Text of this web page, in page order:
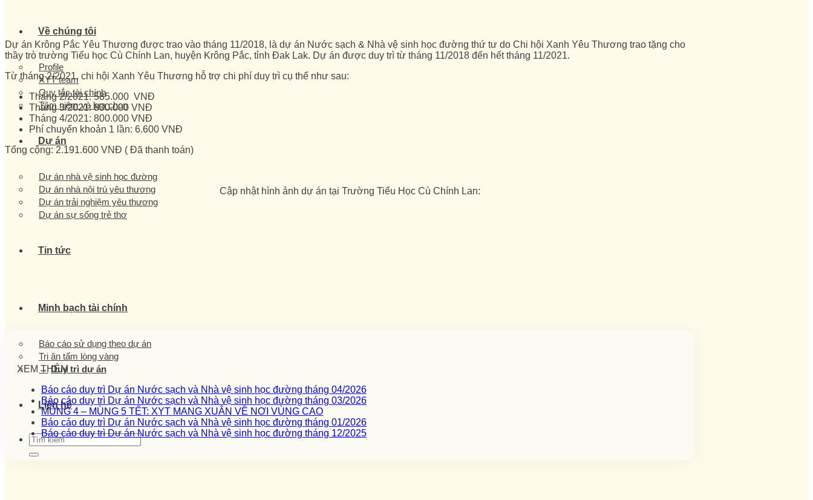
Về chúng tôi
Profile
XYT team
Quy tắc tài chính
Tâm niệm và lựa chọn
Dự án
Dự án nhà vệ sinh học đường
Dự án nhà nội trú yêu thương
Dự án trải nghiệm yêu thương
Dự án sự sống trẻ thơ
Tin tức
Minh bạch tài chính
Báo cáo sử dụng theo dự án
Tri ân tấm lòng vàng
Duy trì dự án
Liên hệ
Dự án Krông Pắc Yêu Thương được trao vào tháng 11/2018, là dự án Nước sạch & Nhà vệ sinh học đường thứ tư do Chi hội Xanh Yêu Thương trao tặng cho
thầy trò trường Tiểu học Cù Chính Lan, huyện Krông Pắc, tỉnh Đak Lak. Dự án được duy trì từ tháng 11/2018 đến hết tháng 11/2021.
Từ tháng 2/2021, chi hội Xanh Yêu Thương hỗ trợ chi phí duy trì cụ thể như sau:
Tháng 2/2021: 585.000 VNĐ
Tháng 3/2021: 800.000 VNĐ
Tháng 4/2021: 800.000 VNĐ
Phí chuyển khoản 1 lần: 6.600 VNĐ
Tổng cộng: 2.191.600 VNĐ ( Đã thanh toán)
Cập nhật hình ảnh dự án tại Trường Tiểu Học Cù Chính Lan:
XEM THÊM
Báo cáo duy trì Dự án Nước sạch và Nhà vệ sinh học đường tháng 04/2026
Báo cáo duy trì Dự án Nước sạch và Nhà vệ sinh học đường tháng 03/2026
MÙNG 4 – MÙNG 5 TẾT: XYT MANG XUÂN VỀ NƠI VÙNG CAO
Báo cáo duy trì Dự án Nước sạch và Nhà vệ sinh học đường tháng 01/2026
Báo cáo duy trì Dự án Nước sạch và Nhà vệ sinh học đường tháng 12/2025